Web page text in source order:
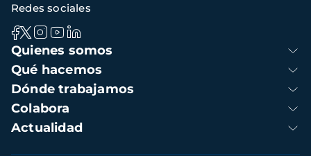
Navegación
principal
Quienes somos
Qué hacemos
Dónde trabajamos
Colabora
Actualidad
Redes sociales